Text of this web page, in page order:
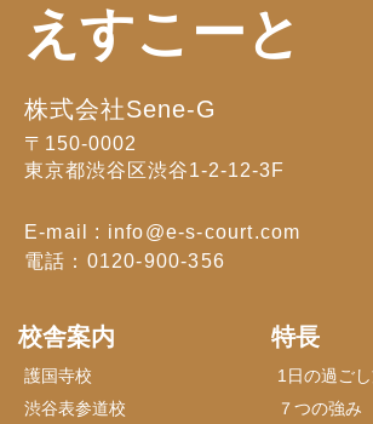
えすこーと
株式会社Sene-G
〒150-0002
東京都渋谷区渋谷1-2-12-3F
E-mail : info@e-s-court.com
電話：0120-900-356
校舎案内
護国寺校
渋谷表参道校
特長
1日の過ご
７つの強み